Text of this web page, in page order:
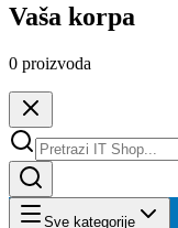
Vaša korpa
0 proizvoda
Sve kategorije